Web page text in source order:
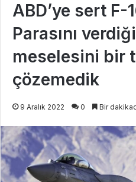
ABD’ye sert F-
Parasını
meselesini bir
çözemedik
9 Aralık 2022 0 Bir